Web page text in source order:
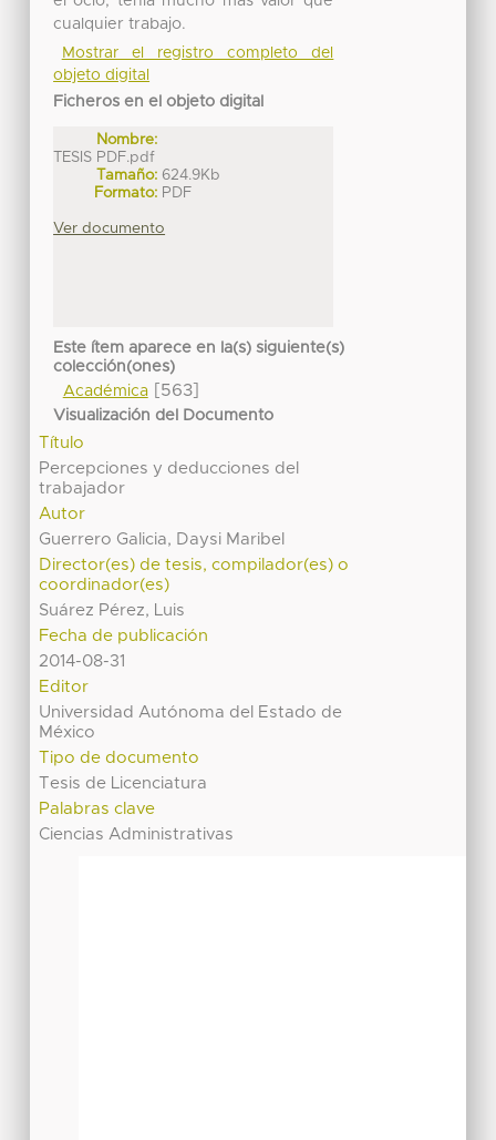
cualquier trabajo.
Mostrar el registro completo del
objeto digital
Ficheros en el objeto digital
Nombre:
TESIS PDF.pdf
Tamaño: 624.9Kb
Formato: PDF
Ver documento
Este ítem aparece en la(s) siguiente(s)
colección(ones)
Académica[563]
Visualización del Documento
Título
Percepciones y deducciones del
trabajador
Autor
Guerrero Galicia, Daysi Maribel
Director(es) de tesis, compilador(es) o
coordinador(es)
Suárez Pérez, Luis
Fecha de publicación
2014-08-31
Editor
Universidad Autónoma del Estado de
México
Tipo de documento
Tesis de Licenciatura
Palabras clave
Ciencias Administrativas